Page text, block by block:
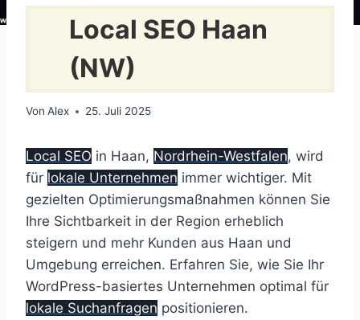
Local SEO Haan
(NW)
Von Alex 25. Juli 2025
Local SEO in Haan, Nordrhein-Westfalen, wird
für lokale Unternehmen immer wichtiger. Mit
gezielten Optimierungsmaßnahmen können Sie
Ihre Sichtbarkeit in der Region erheblich
steigern und mehr Kunden aus Haan und
Umgebung erreichen. Erfahren Sie, wie Sie Ihr
WordPress-basiertes Unternehmen optimal für
lokale Suchanfragen positionieren.